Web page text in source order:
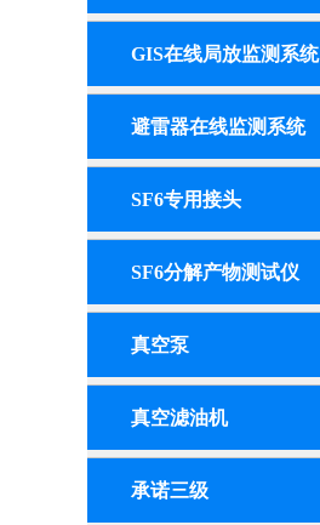
GIS在线局放监测系统
避雷器在线监测系统
SF6专用接头
SF6分解产物测试仪
真空泵
真空滤油机
承诺三级